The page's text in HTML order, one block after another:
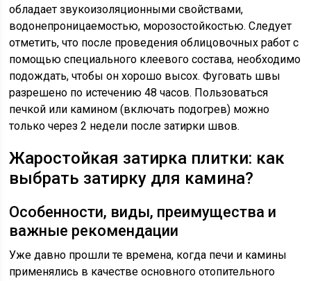
обладает звукоизоляционными свойствами,
водонепроницаемостью, морозостойкостью. Следует
отметить, что после проведения облицовочных работ с
помощью специального клеевого состава, необходимо
подождать, чтобы он хорошо высох. Фуговать швы
разрешено по истечению 48 часов. Пользоваться
печкой или камином (включать подогрев) можно
только через 2 недели после затирки швов.
Жаростойкая затирка плитки: как
выбрать затирку для камина?
Особенности, виды, преимущества и
важные рекомендации
Уже давно прошли те времена, когда печи и камины
применялись в качестве основного отопительного